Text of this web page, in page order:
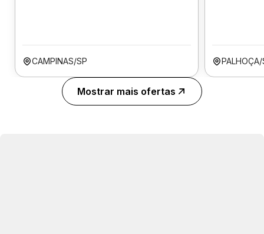
CAMPINAS/SP PALHOÇA/
Mostrar mais ofertas